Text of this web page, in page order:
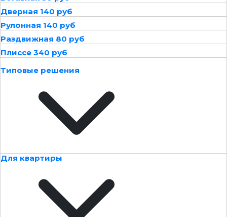
Дверная 140 руб
Рулонная 140 руб
Раздвижная 80 руб
Плиссе 340 руб
Типовые решения
Для квартиры